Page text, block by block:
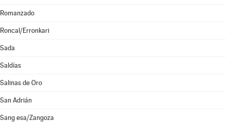
Romanzado
Roncal/Erronkari
Sada
Saldías
Salinas de Oro
San Adrián
Sang esa/Zangoza